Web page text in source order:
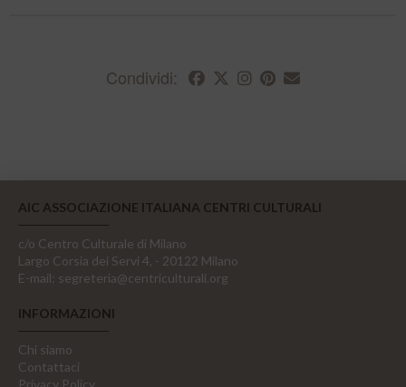
Condividi:
AIC ASSOCIAZIONE ITALIANA CENTRI CULTURALI
c/o Centro Culturale di Milano
Largo Corsia dei Servi 4, - 20122 Milano
E-mail: segreteria@centriculturali.org
INFORMAZIONI
Chi siamo
Contattaci
Privacy Policy